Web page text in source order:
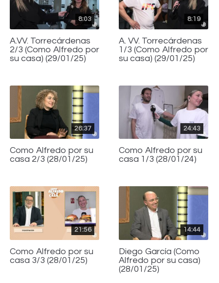
8:03
A.VV. Torrecárdenas
2/3 (Como Alfredo por
su casa) (29/01/25)
8:19
A. VV. Torrecárdenas
1/3 (Como Alfredo por
su casa) (29/01/25)
26:37
Como Alfredo por su
casa 2/3 (28/01/25)
24:43
Como Alfredo por su
casa 1/3 (28/01/24)
21:56
Como Alfredo por su
casa 3/3 (28/01/25)
14:44
Diego García (Como
Alfredo por su casa)
(28/01/25)